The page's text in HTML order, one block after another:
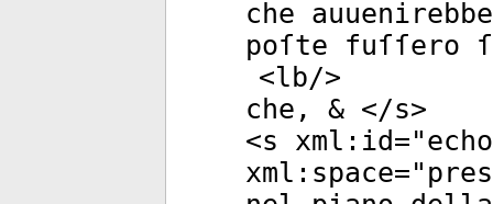
che
poſte fuſſero
<lb/>
che, & </s>
<s xml:id="
xml:space="